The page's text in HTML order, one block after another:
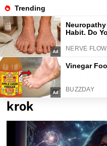
Fajntip.cz Horoskopy a
Andělská
Otevřete svá
zázrakům a
krok